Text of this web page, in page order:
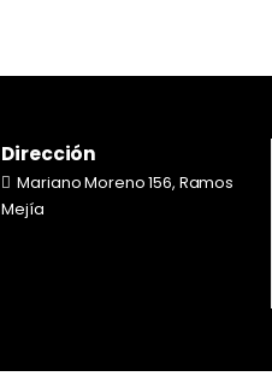
Dirección
Mariano Moreno 156, Ramos
Mejía